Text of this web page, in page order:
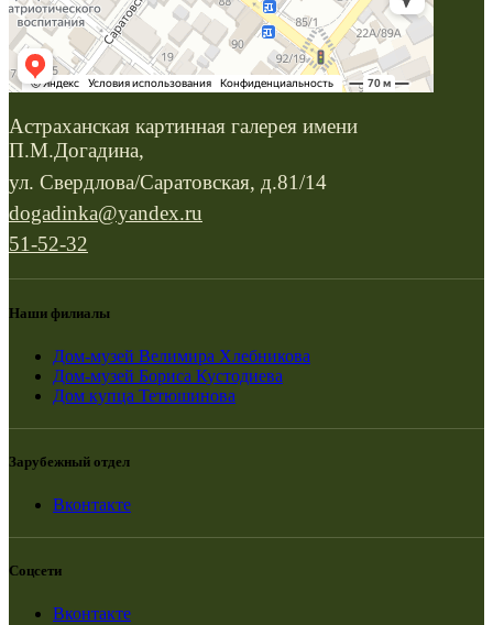
Астраханская картинная галерея имени
П.М.Догадина,
ул. Свердлова/Саратовская, д.81/14
dogadinka@yandex.ru
51-52-32
Наши филиалы
Дом-музей Велимира Хлебникова
Дом-музей Бориса Кустодиева
Дом купца Тетюшинова
Зарубежный отдел
Вконтакте
Соцсети
Вконтакте